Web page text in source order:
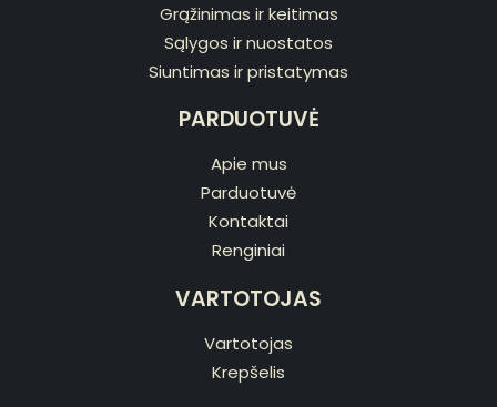
Grąžinimas ir keitimas
Sąlygos ir nuostatos
Siuntimas ir pristatymas
PARDUOTUVĖ
Apie mus
Parduotuvė
Kontaktai
Renginiai
VARTOTOJAS
Vartotojas
Krepšelis